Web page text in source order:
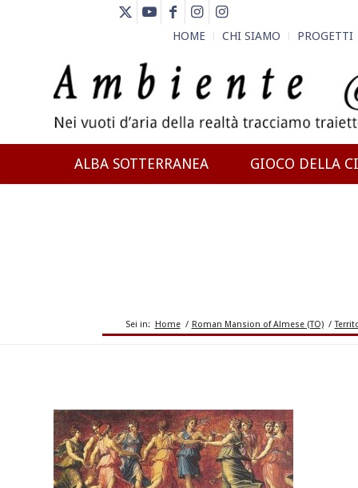
HOME CHI SIAMO PROGETTI
ALBA SOTTERRANEA GIOCO DELLA
Sei in: Home / Roman Mansion of Almese (TO) /